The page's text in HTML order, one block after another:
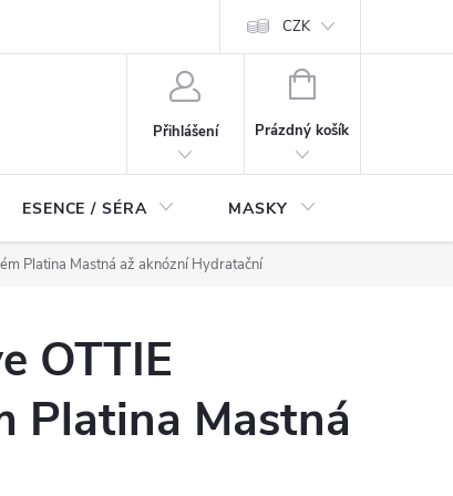
CZK
Přihlášení
NÁKUPNÍ
Prázdný košík
ESENCE / SÉRA MASKY
Platina Mastná až aknózní Hydratační
OTTIE
Platina Mastná